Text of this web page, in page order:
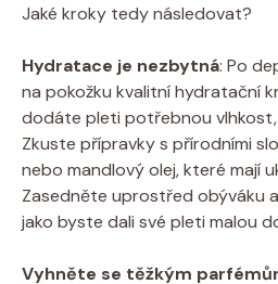
Jaké kroky tedy následovat?
Hydratace je nezbytná: Po
na pokožku kvalitní hydratační
dodáte pleti potřebnou vlhkost,
Zkuste přípravky s přírodními
nebo mandlový olej, které mají
Zasedněte uprostřed obýváku
jako byste dali své pleti malou
Vyhněte se těžkým